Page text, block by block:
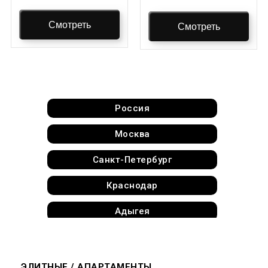
Продажа Твинхаус
Аренда Апартаменты
Аренда Квартиры Новостройки
Аренда Квартиры Вторичные
Аренда Квартиры Deluxe
Аренда Квартиры Студии
Аренда Пентхаусы
Смотреть Смотреть
Россия
Москва
Санкт-Петербург
Краснодар
Адыгея
Алтайский край